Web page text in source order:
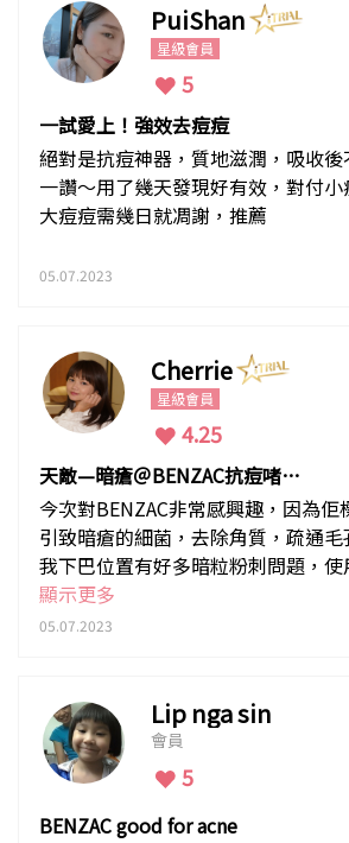
PuiShan
星級會員
5
一試愛上！強效去痘痘
絕對是抗痘神器，質地滋潤，吸收
一讚～用了幾天發現好有效，對付小
大痘痘需幾日就凋謝，推薦
05.07.2023
Cherrie
星級會員
4.25
天敵—暗瘡＠BENZAC抗痘啫喱
AC
今次對BENZAC非常感興趣，因為
引致暗瘡的細菌，去除角質，疏通毛
我下巴位置有好多暗粒粉刺問題，使
喱 AC後暗瘡都凋謝得快，但會比較
顯示更多
05.07.2023
Lip nga sin
會員
5
BENZAC good for acne